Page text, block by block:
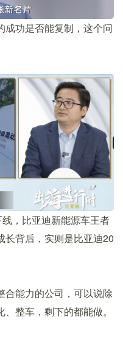
成功是否能复制，这个问
，比亚迪新能源车王者
长背后，实则是比亚迪20
合能力的公司，可以说除
整车，剩下的都能做。